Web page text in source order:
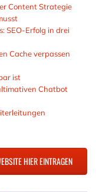
Content Strategie
SEO-Erfolg in drei
Cache verpassen
ist
Chatbot